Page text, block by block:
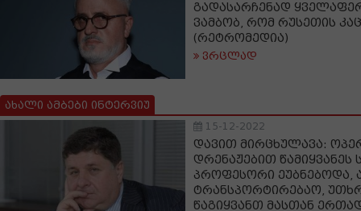
გადასარჩენად
ვამბობ, რომ რუსეთის
(რეტრომედია)
ვრცლად
ახალი ამბები ინტერვიუ
15-12-2022
დავით მირცხულავა:
დრენაჟებით წამიყვანეს
პროფესორი ეუბნებოდა,
ტრანსპორტირებაო,
წაგიყვანთ მასთან